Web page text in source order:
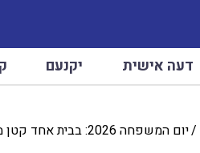
דעה אישית יקנעם
יום המשפחה 2026: בבית אחד קטן מתחוללים שינויים גדולים